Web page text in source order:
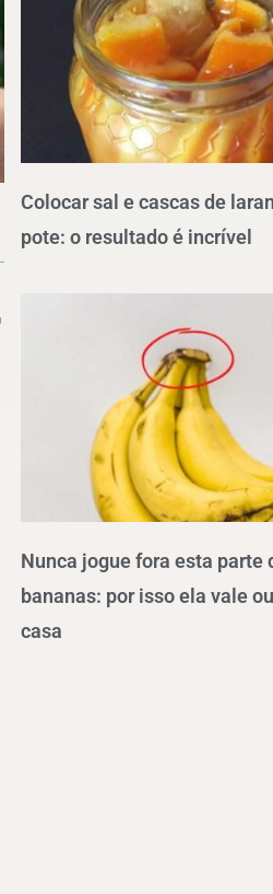
Colocar sal e cascas de
pote: o resultado é incrível
Nunca jogue fora esta parte
bananas: por isso ela vale
casa